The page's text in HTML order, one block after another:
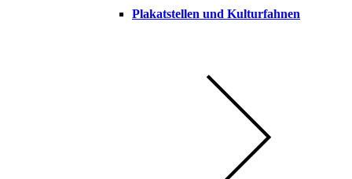
Plakatstellen und Kulturfahnen